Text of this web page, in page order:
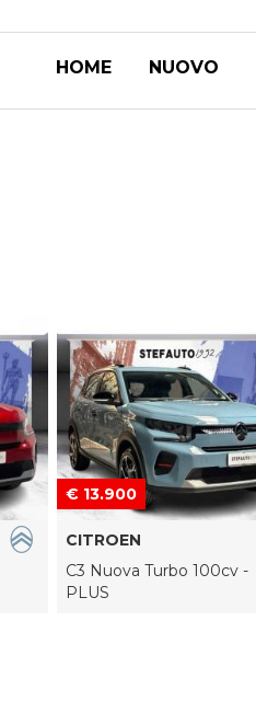
HOME NUOVO
€ 13.900
CITROEN
C3 Nuova Turbo 100cv -
PLUS